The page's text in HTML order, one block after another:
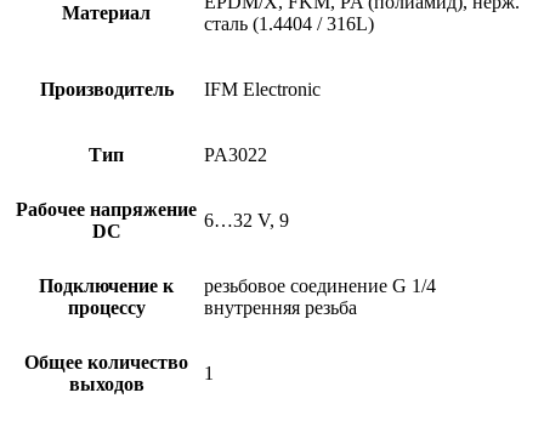
Материал
сталь (1.4404 / 316L)
Производитель IFM Electronic
Тип PA3022
Рабочее напряжение
DC
6…32 V, 9
Подключение к
процессу
резьбовое соединение G 1/4
внутренняя резьба
Общее количество
выходов
1